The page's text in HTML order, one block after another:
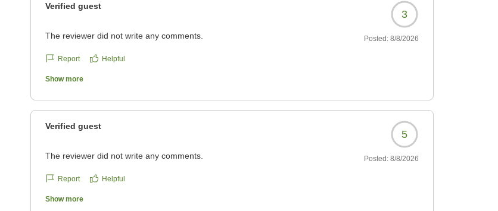
Verified guest
3
The reviewer did not write any comments. Posted: 8/8/2026
Report Helpful
Show more
Verified guest
5
The reviewer did not write any comments. Posted: 8/8/2026
Report Helpful
Show more